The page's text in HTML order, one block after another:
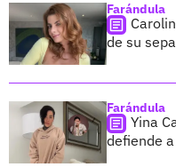
Farándula
de su
Farándula
Yina
defiende